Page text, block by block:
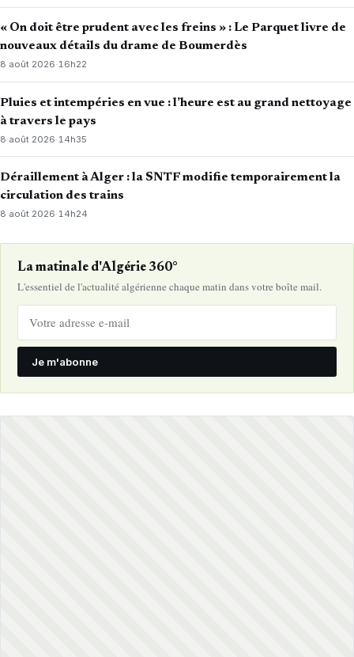
« On doit être prudent avec les freins » : Le Parquet livre de
nouveaux détails du drame de Boumerdès
8 août 2026·16h22
Pluies et intempéries en vue : l’heure est au grand nettoyage
à travers le pays
8 août 2026· 14h35
Déraillement à Alger : la SNTF modifie temporairement la
circulation des trains
8 août 2026·14h24
La matinale d'Algérie 360°
L'essentiel de l'actualité algérienne chaque matin dans votre boîte mail.
Je m'abonne